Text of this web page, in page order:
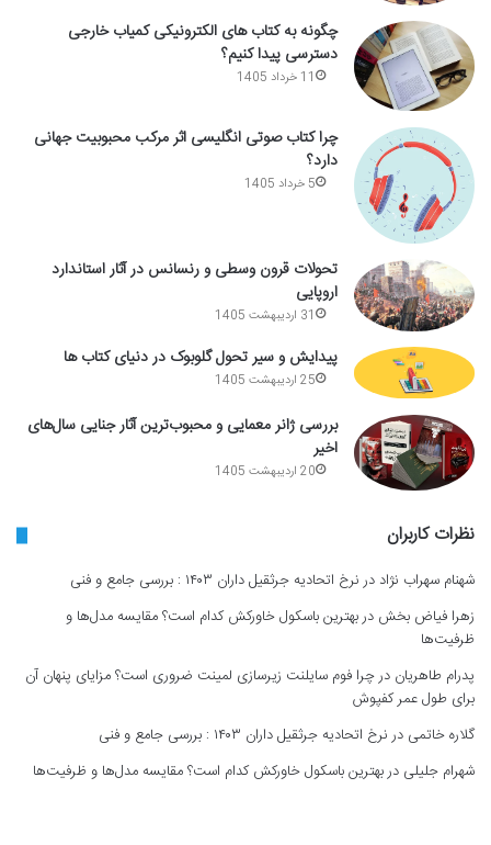
چگونه به کتاب های الکترونیکی کمیاب خارجی
دسترسی پیدا کنیم؟
11 خرداد 1405
چرا کتاب صوتی انگلیسی اثر مرکب محبوبیت جهانی
دارد؟
5 خرداد 1405
تحولات قرون وسطی و رنسانس در آثار استاندارد
اروپایی
31 اردیبهشت 1405
پیدایش و سیر تحول گلوبوک در دنیای کتاب ها
25 اردیبهشت 1405
بررسی ژانر معمایی و محبوب‌ترین آثار جنایی سال‌های
اخیر
20 اردیبهشت 1405
نظرات کاربران
شهنام سهراب نژاد درنرخ اتحادیه جرثقیل داران ۱۴۰۳ : بررسی جامع و فنی
زهرا فیاض بخش دربهترین باسکول خاورکش کدام است؟ مقایسه مدل‌ها و
ظرفیت‌ها
پدرام طاهریان درچرا فوم سایلنت زیرسازی لمینت ضروری است؟ مزایای پنهان آن
برای طول عمر کفپوش
گلاره خاتمی درنرخ اتحادیه جرثقیل داران ۱۴۰۳ : بررسی جامع و فنی
شهرام جلیلی دربهترین باسکول خاورکش کدام است؟ مقایسه مدل‌ها و ظرفیت‌ها